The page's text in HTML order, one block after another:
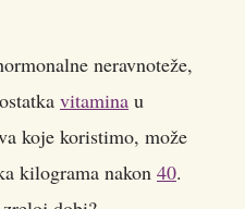
neravnoteže,
vitamina u
koje koristimo, može
kilograma nakon 40.